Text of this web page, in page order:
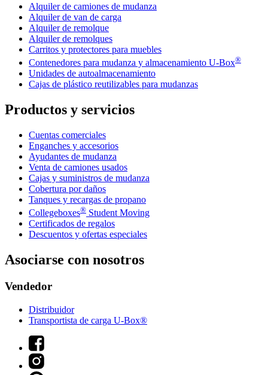
Alquiler de camiones de mudanza
Alquiler de van de carga
Alquiler de remolque
Alquiler de remolques
Carritos y protectores para muebles
Contenedores para mudanza y almacenamiento U-Box®
Unidades de autoalmacenamiento
Cajas de plástico reutilizables para mudanzas
Productos y servicios
Cuentas comerciales
Enganches y accesorios
Ayudantes de mudanza
Venta de camiones usados
Cajas y suministros de mudanza
Cobertura por daños
Tanques y recargas de propano
Collegeboxes® Student Moving
Certificados de regalos
Descuentos y ofertas especiales
Asociarse con nosotros
Vendedor
Distribuidor
Transportista de carga U-Box®